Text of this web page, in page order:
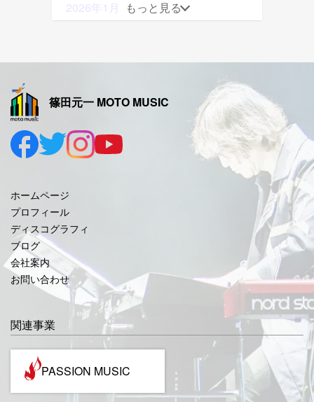
2026年1月
2025年9月
2025年8月
2025年7月
2025年5月
2025年4月
2025年3月
2025年2月
2025年1月
2024年12月
もっと見る
篠田元一 MOTO MUSIC
ホームページ
プロフィール
ディスコグラフィ
ブログ
会社案内
お問い合わせ
関連事業
PASSION MUSIC